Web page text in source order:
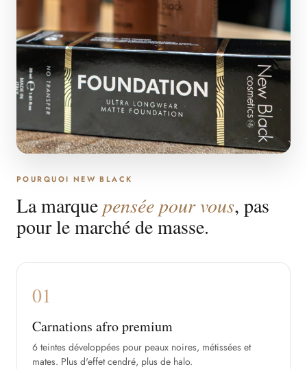
POURQUOI NEW BLACK
La marquepensée pour vous, pas
pour le marché de masse.
01
Carnations afro premium
6 teintes développées pour peaux noires, métissées et
mates. Plus d'effet cendré, plus de halo.